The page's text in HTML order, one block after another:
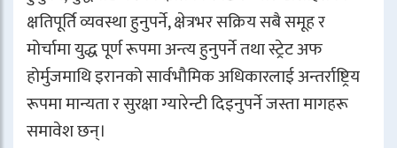
क्षतिपूर्ति व्यवस्था हुनुपर्ने, क्षेत्रभर सक्रिय सबै समूह र
मोर्चामा युद्ध पूर्ण रूपमा अन्त्य हुनुपर्ने तथा स्ट्रेट अफ
होर्मुजमाथि इरानको सार्वभौमिक अधिकारलाई अन्तर्राष्ट्रिय
रूपमा मान्यता र सुरक्षा ग्यारेन्टी दिइनुपर्ने जस्ता मागहरू
समावेश छन्।